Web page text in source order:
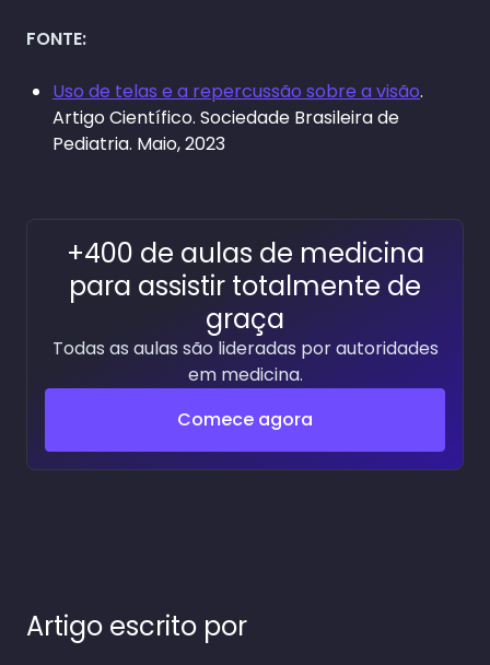
FONTE:
Uso de telas e a repercussão sobre a visão.
Artigo Científico. Sociedade Brasileira de
Pediatria. Maio, 2023
+400 de aulas de medicina
para assistir totalmente de
graça
Todas as aulas são lideradas por autoridades
em medicina.
Comece agora
Artigo escrito por